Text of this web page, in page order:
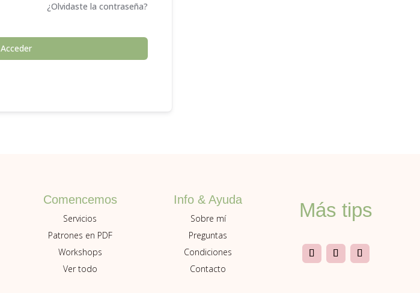
¿Olvidaste la contraseña?
Acceder
Comencemos
Servicios
Patrones en PDF
Workshops
Ver todo
Info & Ayuda
Sobre mí
Preguntas
Condiciones
Contacto
Más tips